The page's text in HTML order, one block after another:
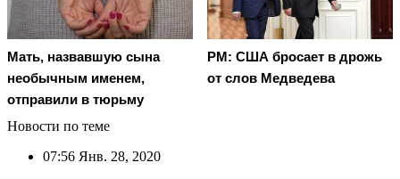
Мать, назвавшую сына
необычным именем,
отправили в тюрьму
PM: США бросает в дрожь
от слов Медведева
Новости по теме
07:56 Янв. 28, 2020